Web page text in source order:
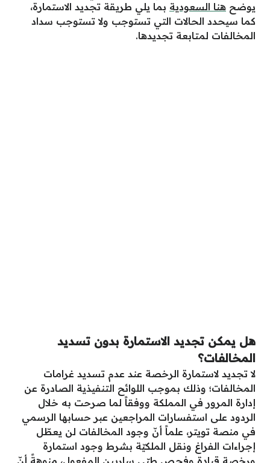
يوضح هنا السعودية بما يلي طريقة تجديد الاستمارة،
كما سيحدد الحالات التي تستوجب ولا تستوجب سداد
المخالفات لمتابعة تجديدها.
هل يمكن تجديد الاستمارة بدون تسديد
المخالفات؟
لا تجديد لاستمارة الرخصة عند عدم تسديد غرامات
المخالفات؛ وذلك بموجب اللوائح التنفيذية الصادرة عن
إدارة المرور في المملكة ووفقاً لما صرحت به خلال
الردود على استفسارات المراجعين عبر حسابها الرسمي
في منصة تويتر، علماً أنّ وجود المخالفات لن يعطّل
إجراءات الفراغ ونقل الملكيّة بشرط وجود استمارة